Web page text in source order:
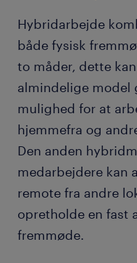
Hybridarbejde
både fysisk
to måder, dette
almindelige model
mulighed for at
hjemmefra og
Den anden
medarbejdere kan
remote fra andre
opretholde en fast
fremmøde.